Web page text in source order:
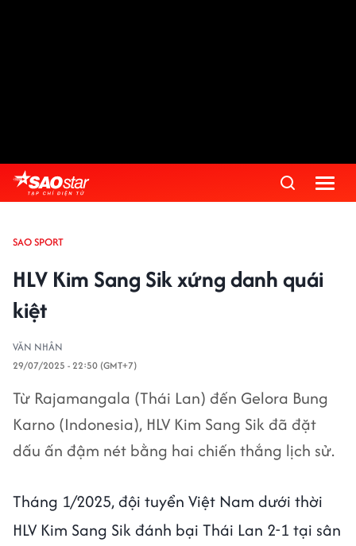
SAO SPORT
HLV Kim Sang Sik xứng danh quái
kiệt
VĂN NHÂN
29/07/2025 - 22:50 (GMT+7)
Từ Rajamangala (Thái Lan) đến Gelora Bung
Karno (Indonesia), HLV Kim Sang Sik đã đặt
dấu ấn đậm nét bằng hai chiến thắng lịch sử.
Tháng 1/2025, đội tuyển Việt Nam dưới thời
HLV Kim Sang Sik đánh bại Thái Lan 2-1 tại sân